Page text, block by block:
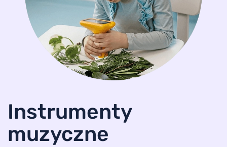
Instrumenty
muzyczne